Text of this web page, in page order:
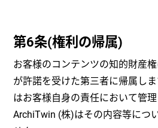
第6条(権利の帰属)
お客様のコンテンツの知的財産
が許諾を受けた第三者に帰属し
はお客様自身の責任において管理
ArchiTwin (株)はその内容等につ